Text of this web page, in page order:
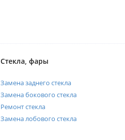
Стекла, фары
Замена заднего стекла
Замена бокового стекла
Ремонт стекла
Замена лобового стекла